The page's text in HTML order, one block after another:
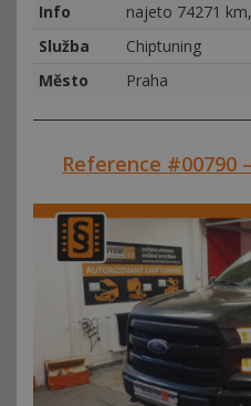
Info
najeto 74271
Služba
Chiptuning
Město
Praha
Reference #00790